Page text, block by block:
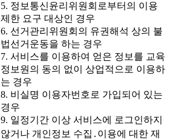
5. 정보통신윤리위원회로부터의 이용
제한 요구 대상인 경우
6. 선거관리위원회의 유권해석 상의 불
법선거운동을 하는 경우
7. 서비스를 이용하여 얻은 정보를 교육
정보원의 동의 없이 상업적으로 이용하
는 경우
8. 비실명 이용자번호로 가입되어 있는
경우
9. 일정기간 이상 서비스에 로그인하지
않거나 개인정보 수집․이용에 대한 재